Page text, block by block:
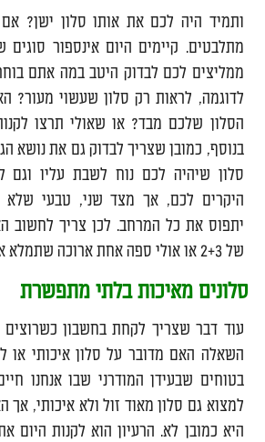
ותמיד היה לכם את אותו סלון ישן?
מתלבטים. קיימים היום אינספור סוגים
ממליצים לכם לבדוק היטב במה אתם
לדוגמה, לראות רק סלון שעשוי מעור?
הסלון שלכם מבד? או שאולי תרצו
בנוסף, כמובן שצריך לבדוק גם את נושא
סלון שיהיה לכם נוח לשבת עליו
היקרים לכם, אך מצד שני, טבעי
יתפוס את כל המרחב. לכן צריך לחשוב
של 2+3 או אולי ספה אחת ארוכה שתמלא את כל האורך.
סלונים מאיכות בלתי מתפשרת
עוד דבר שצריך לקחת בחשבון כשרוצים
השאלה האם מדובר על סלון איכותי או
בטוחים שבעידן המודרני שבו אנחנו
למצוא גם סלון מאוד זול ולא איכותי,
היא כמובן לא. הרעיון הוא לקנות היום